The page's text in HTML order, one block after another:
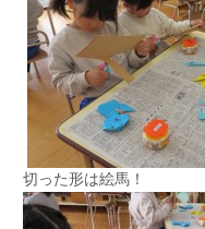
今日の年長組さんは、
年長組さん ハイ ポー
お友達と一緒に遊ぶこと
みんな慎重です。
切った形は絵馬！